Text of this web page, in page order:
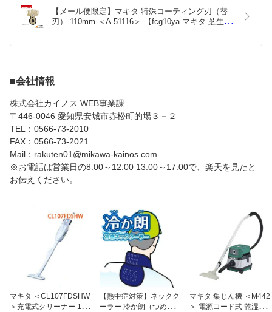
購入後、半年ぐらいは、切れ味抜群で気持ちよく切れまし
た。
【メール便限定】マキタ 特殊コーティング刃（替
刃） 110mm ＜A-51116＞ 【fcg10ya マキタ 芝生
■会社情報
株式会社カイノス WEB事業課
〒446-0046 愛知県安城市赤松町的場３－２
TEL：0566-73-2010
FAX：0566-73-2021
Mail：rakuten01@mikawa-kainos.com
※お電話は営業日の8:00～12:00 13:00～17:00で、楽天を見たと
お伝えください。
マキタ ＜CL107FDSHW
＞充電式クリーナー 10.8
【熱中症対策】ネックク
ーラー 冷か朗（つめたか
マキタ 集じん機 ＜M442
＞ 電源コード式 乾湿両